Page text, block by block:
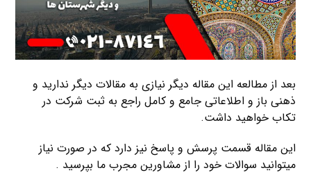
بعد از مطالعه این مقاله دیگر نیازی به مقالات دیگر ندارید و
ذهنی باز و اطلاعاتی جامع و کامل راجع به ثبت شرکت در
تكاب خواهید داشت.
این مقاله قسمت پرسش و پاسخ نیز دارد که در صورت نیاز
میتوانید سوالات خود را از مشاورین مجرب ما بپرسید .